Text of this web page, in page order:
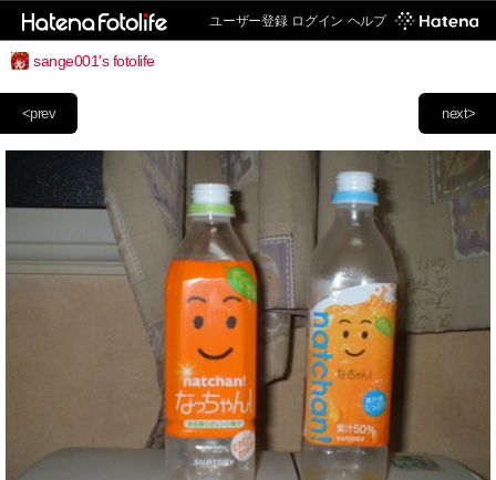
ユーザー登録 ログイン ヘルプ
sange001's fotolife
next>
<prev